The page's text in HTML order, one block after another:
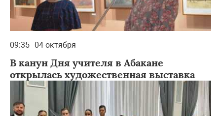
09:35 04 октября
В канун Дня учителя в Абакане
открылась художественная выставка